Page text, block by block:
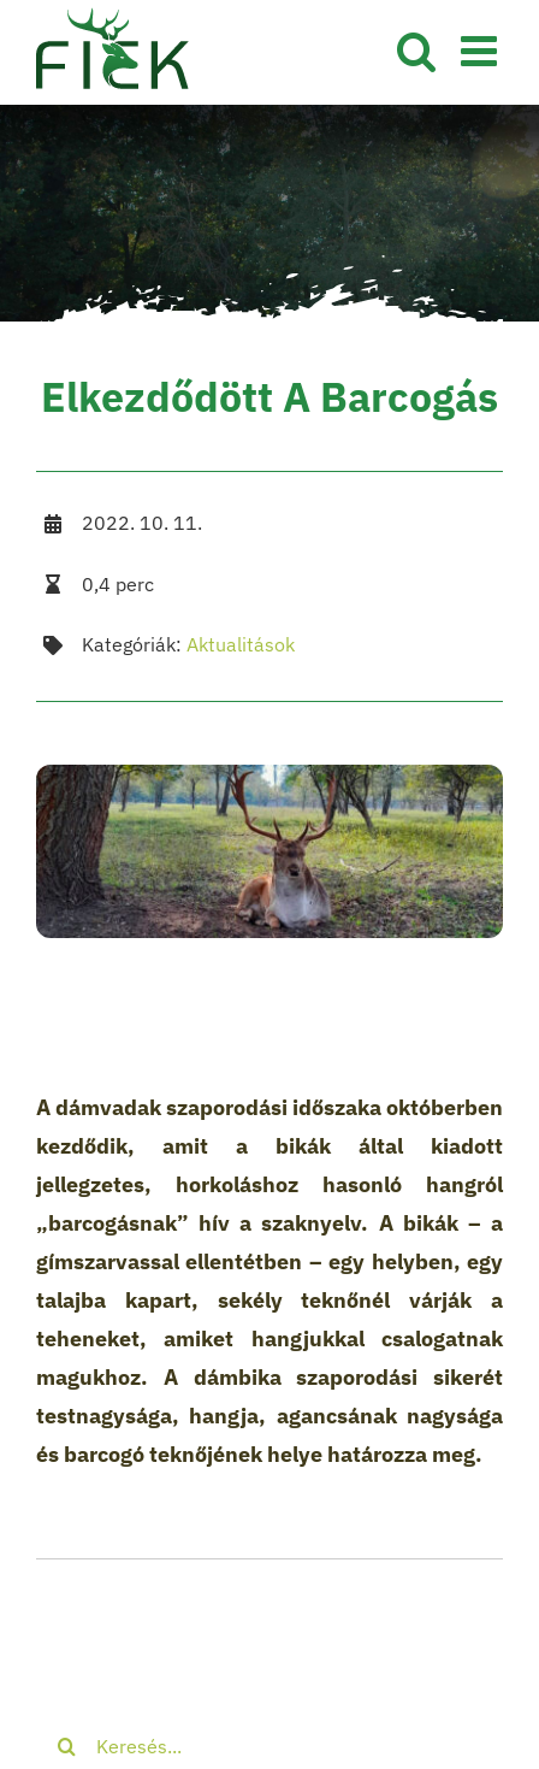
Kihagyás
Elkezdődött A Barcogás
2022. 10. 11.
0,4 perc
Kategóriák:Aktualitások
A dámvadak szaporodási időszaka októberben
kezdődik, amit a bikák által kiadott
jellegzetes, horkoláshoz hasonló hangról
„barcogásnak” hív a szaknyelv. A bikák – a
gímszarvassal ellentétben – egy helyben, egy
talajba kapart, sekély teknőnél várják a
teheneket, amiket hangjukkal csalogatnak
magukhoz. A dámbika szaporodási sikerét
testnagysága, hangja, agancsának nagysága
és barcogó teknőjének helye határozza meg.
Keresés...